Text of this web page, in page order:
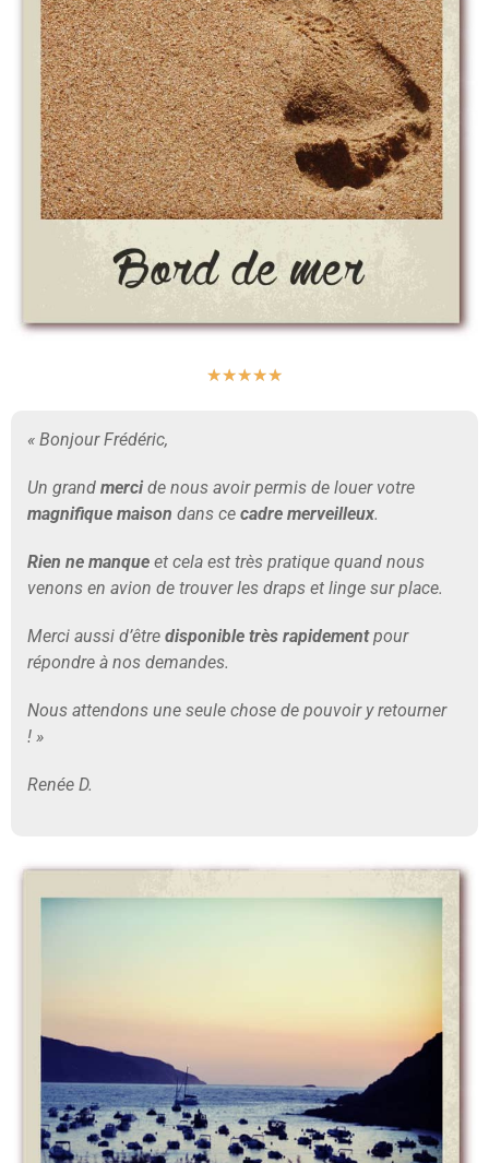
★★★★★
« Bonjour Frédéric,
Un grand mercide nous avoir permis de louer votre
magnifique maison dans ce cadre merveilleux.
Rien ne manque et cela est très pratique quand nous
venons en avion de trouver les draps et linge sur place.
Merci aussi d’être disponible très rapidementpour
répondre à nos demandes.
Nous attendons une seule chose de pouvoir y retourner
! »
Renée D.